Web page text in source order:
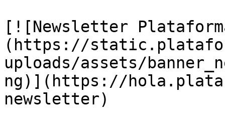
[![Newsletter
(https://
uploads/assets/
ng)](https://
newsletter)